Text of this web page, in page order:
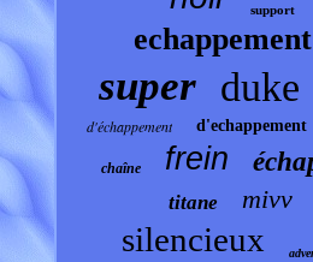
support
echappement
super duke
d'échappement d'echappement
chaîne frein
titane mivv
silencieux